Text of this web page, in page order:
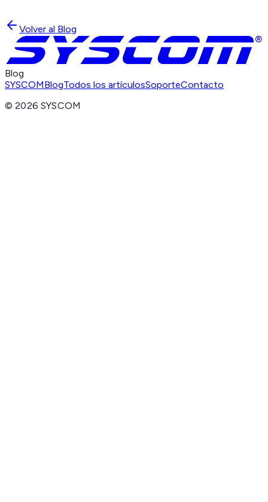
Volver al Blog
Blog
SYSCOMBlogTodos los artículosSoporteContacto
©2026 SYSCOM